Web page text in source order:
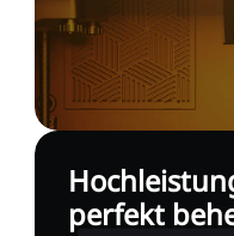
perfekt